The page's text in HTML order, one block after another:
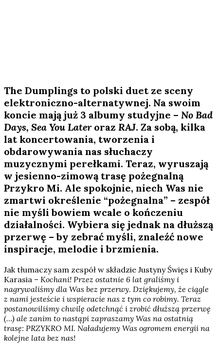
The Dumplings to polski duet ze sceny
elektroniczno-alternatywnej. Na swoim
koncie mają już 3 albumy studyjne – No Bad
Days, Sea You Later oraz RAJ. Za sobą, kilka
lat koncertowania, tworzenia i
obdarowywania nas słuchaczy
muzycznymi perełkami. Teraz, wyruszają
w jesienno-zimową trasę pożegnalną
Przykro Mi. Ale spokojnie, niech Was nie
zmartwi określenie “pożegnalna” – zespół
nie myśli bowiem wcale o kończeniu
działalności. Wybiera się jednak na dłuższą
przerwę – by zebrać myśli, znaleźć nowe
inspiracje, melodie i brzmienia.
Jak tłumaczy sam zespół w składzie Justyny Święs i Kuby
Karasia – Kochani! Przez ostatnie 6 lat graliśmy i
nagrywaliśmy dla Was bez przerwy. Dziękujemy, że ciągle
z nami jesteście i wspieracie nas z tym co robimy. Teraz
postanowiliśmy chwilę odetchnąć i zrobić dłuższą przerwę
(…) ale zanim to nastąpi zapraszamy Was na ostatnią
trasę: PRZYKRO MI. Naładujemy Was ogromem energii na
kolejne lata bez nas!